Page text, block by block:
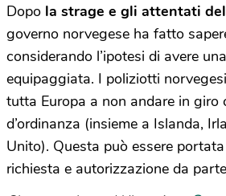
Dopo la strage e gli attentati
governo norvegese ha fatto
considerando l’ipotesi di avere
equipaggiata. I poliziotti
tutta Europa a non andare in giro
d’ordinanza (insieme a Islanda,
Unito). Questa può essere
richiesta e autorizzazione da